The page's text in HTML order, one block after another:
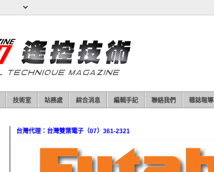
技術室 站務處 綜合消息 編輯手記 聯絡我們 雜誌報導
台灣代理：台灣雙葉電子（07）361-2321